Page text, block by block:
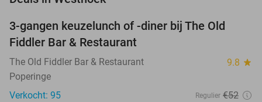
3-gangen keuzelunch of -diner bij The Old
Fiddler Bar & Restaurant
The Old Fiddler Bar & Restaurant 9.8 star
Poperinge
Verkocht: 95
Regulier €52